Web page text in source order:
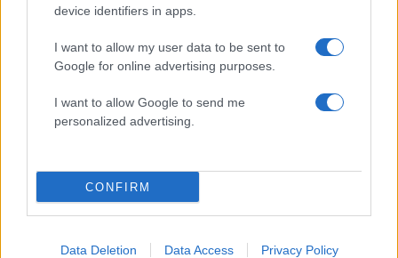
device identifiers in apps.
I want to allow my user data to be sent to
Google for online advertising purposes.
I want to allow Google to send me
personalized advertising.
CONFIRM
Data Deletion Data Access Privacy Policy
Αν τα χάσατε